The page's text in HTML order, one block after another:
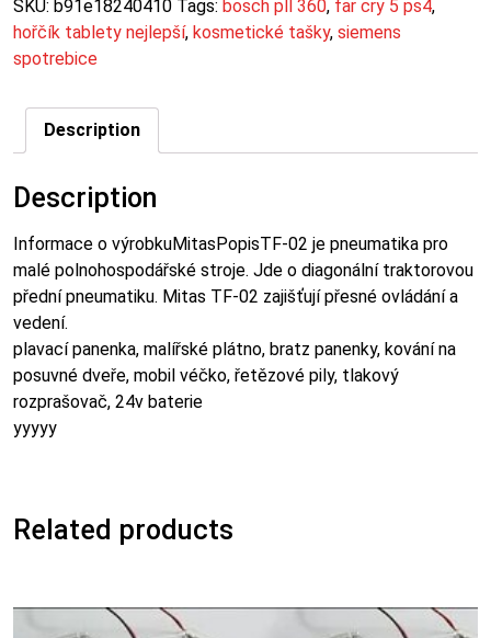
SKU: b91e18240410 Tags: bosch pll 360, far cry 5 ps4,
hořčík tablety nejlepší, kosmetické tašky, siemens
spotrebice
Description
Description
Informace o výrobkuMitasPopisTF-02 je pneumatika pro
malé polnohospodářské stroje. Jde o diagonální traktorovou
přední pneumatiku. Mitas TF-02 zajišťují přesné ovládání a
vedení.
plavací panenka, malířské plátno, bratz panenky, kování na
posuvné dveře, mobil véčko, řetězové pily, tlakový
rozprašovač, 24v baterie
yyyyy
Related products